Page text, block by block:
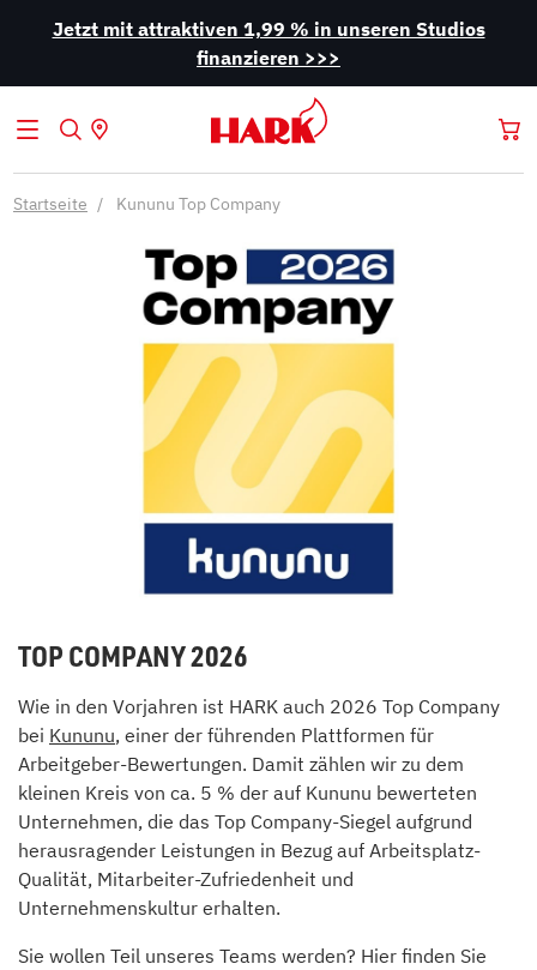
Jetzt mit attraktiven 1,99 % in unseren Studios
finanzieren >>>
Startseite Kununu Top Company
TOP COMPANY 2026
Wie in den Vorjahren ist HARK auch 2026 Top Company
bei Kununu, einer der führenden Plattformen für
Arbeitgeber-Bewertungen. Damit zählen wir zu dem
kleinen Kreis von ca. 5 % der auf Kununu bewerteten
Unternehmen, die das Top Company-Siegel aufgrund
herausragender Leistungen in Bezug auf Arbeitsplatz-
Qualität, Mitarbeiter-Zufriedenheit und
Unternehmenskultur erhalten.
Sie wollen Teil unseres Teams werden? Hier finden Sie